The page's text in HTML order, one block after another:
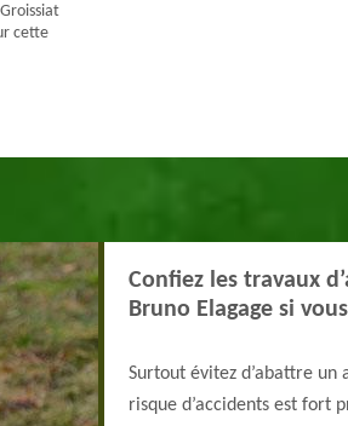
cette
Confiez les travaux
Bruno Elagage si
Surtout évitez d’abattre
risque d’accidents est fort